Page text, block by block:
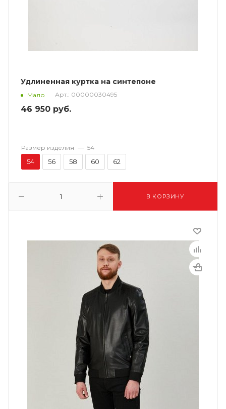
Удлиненная куртка на синтепоне
Мало Арт.: 00000030495
46 950 руб.
В КОРЗИНУ
Размер изделия — 54
54 56 58 60 62